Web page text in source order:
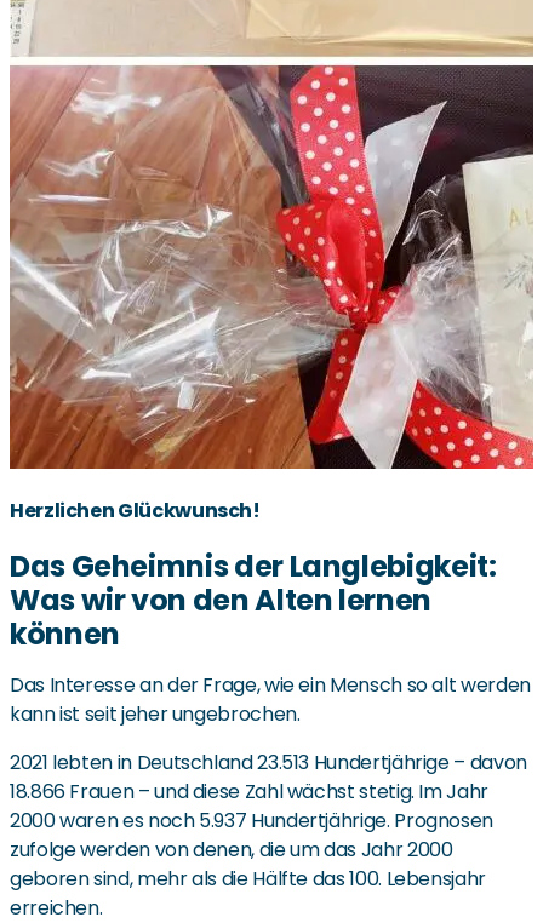
Herzlichen Glückwunsch!
Das Geheimnis der Langlebigkeit:
Was wir von den Alten lernen
können
Das Interesse an der Frage, wie ein Mensch so alt werden
kann ist seit jeher ungebrochen.
2021 lebten in Deutschland 23.513 Hundertjährige – davon
18.866 Frauen – und diese Zahl wächst stetig. Im Jahr
2000 waren es noch 5.937 Hundertjährige. Prognosen
zufolge werden von denen, die um das Jahr 2000
geboren sind, mehr als die Hälfte das 100. Lebensjahr
erreichen.